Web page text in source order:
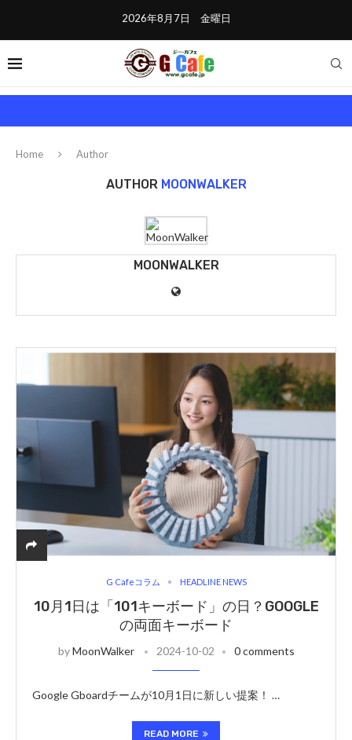
2026年8月7日 金曜日
Home Author
AUTHOR MOONWALKER
MOONWALKER
G Cafeコラム HEADLINE NEWS
10月1日は「101キーボード」の日？GOOGLE
の両面キーボード
byMoonWalker 2024-10-02 0 comments
Google Gboardチームが10月1日に新しい提案！ …
READ MORE